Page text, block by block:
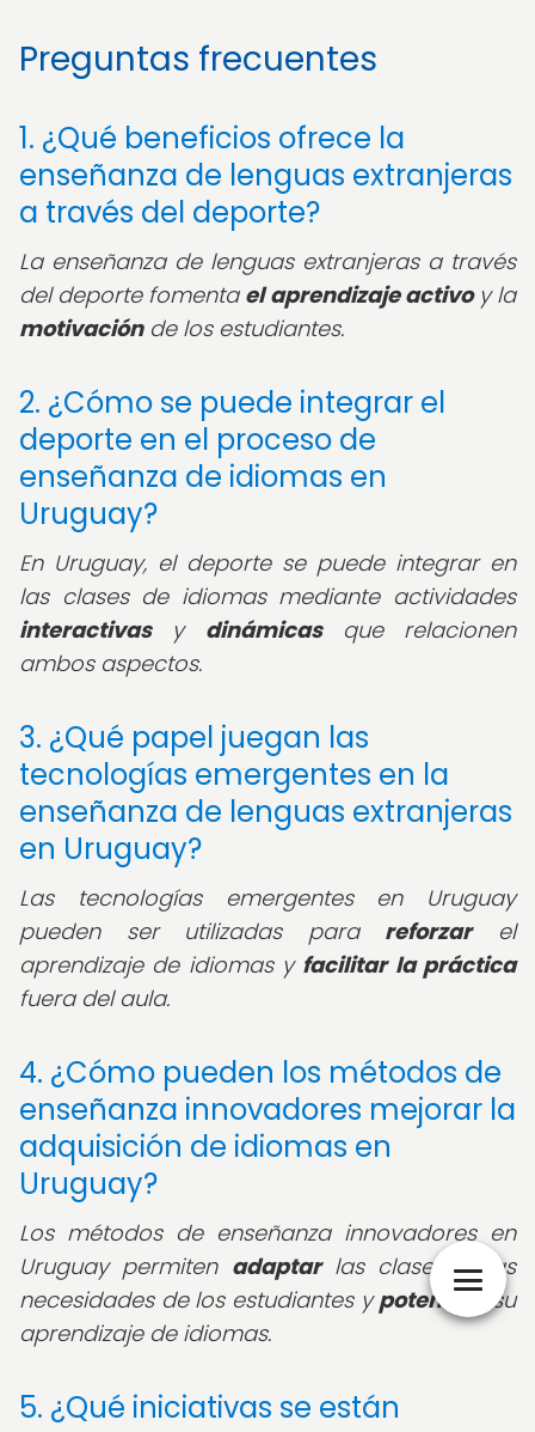
Preguntas frecuentes
1. ¿Qué beneficios ofrece la
enseñanza de lenguas extranjeras
a través del deporte?
La enseñanza de lenguas extranjeras a través
del deporte fomenta el aprendizaje activoy la
motivaciónde los estudiantes.
2. ¿Cómo se puede integrar el
deporte en el proceso de
enseñanza de idiomas en
Uruguay?
En Uruguay, el deporte se puede integrar en
las clases de idiomas mediante actividades
interactivasy dinámicasque relacionen
ambos aspectos.
3. ¿Qué papel juegan las
tecnologías emergentes en la
enseñanza de lenguas extranjeras
en Uruguay?
Las tecnologías emergentes en Uruguay
pueden ser utilizadas para reforzarel
aprendizaje de idiomas y facilitar la práctica
fuera del aula.
4. ¿Cómo pueden los métodos de
enseñanza innovadores mejorar la
adquisición de idiomas en
Uruguay?
Los métodos de enseñanza innovadores en
Uruguay permiten adaptarlas clases a las
necesidades de los estudiantes ypotenciar su
aprendizaje de idiomas.
5. ¿Qué iniciativas se están